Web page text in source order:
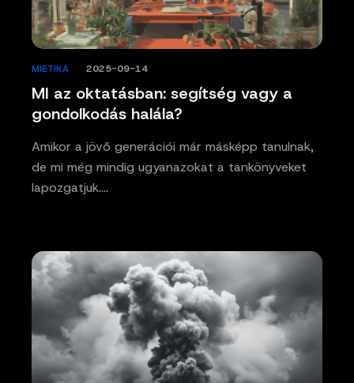
MI az oktatásban: segítség vagy a
gondolkodás halála?
MIETIKA 2025-09-14
Amikor a jövő generációi már másképp tanulnak,
de mi még mindig ugyanazokat a tankönyveket
lapozgatjuk.…